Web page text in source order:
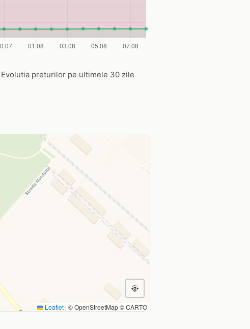
preturilor pe ultimele 30 zile
Leaflet | © OpenStreetMap © CARTO